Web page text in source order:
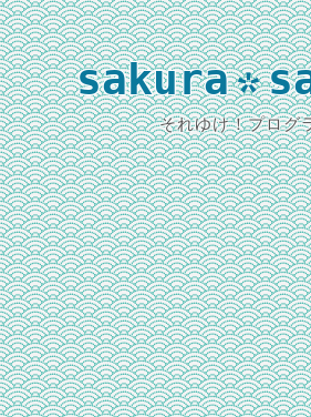
sakura*
それゆけ！プログ